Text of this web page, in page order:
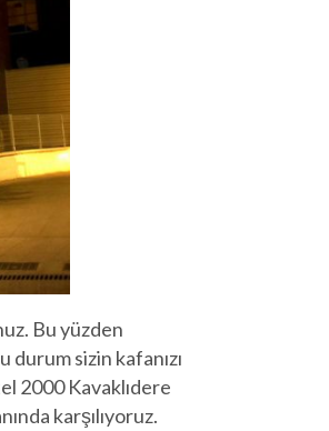
Bu yüzden
durum sizin kafanızı
2000 Kavaklıdere
karşılıyoruz.